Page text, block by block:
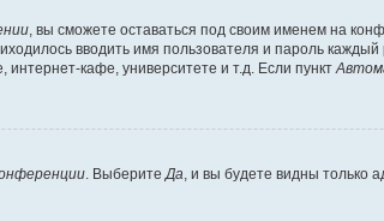
, вы сможете оставаться под своим именем на
вводить имя пользователя и пароль
кафе, университете и т.д. Если пункт
. Выберите Да , и вы будете видны только